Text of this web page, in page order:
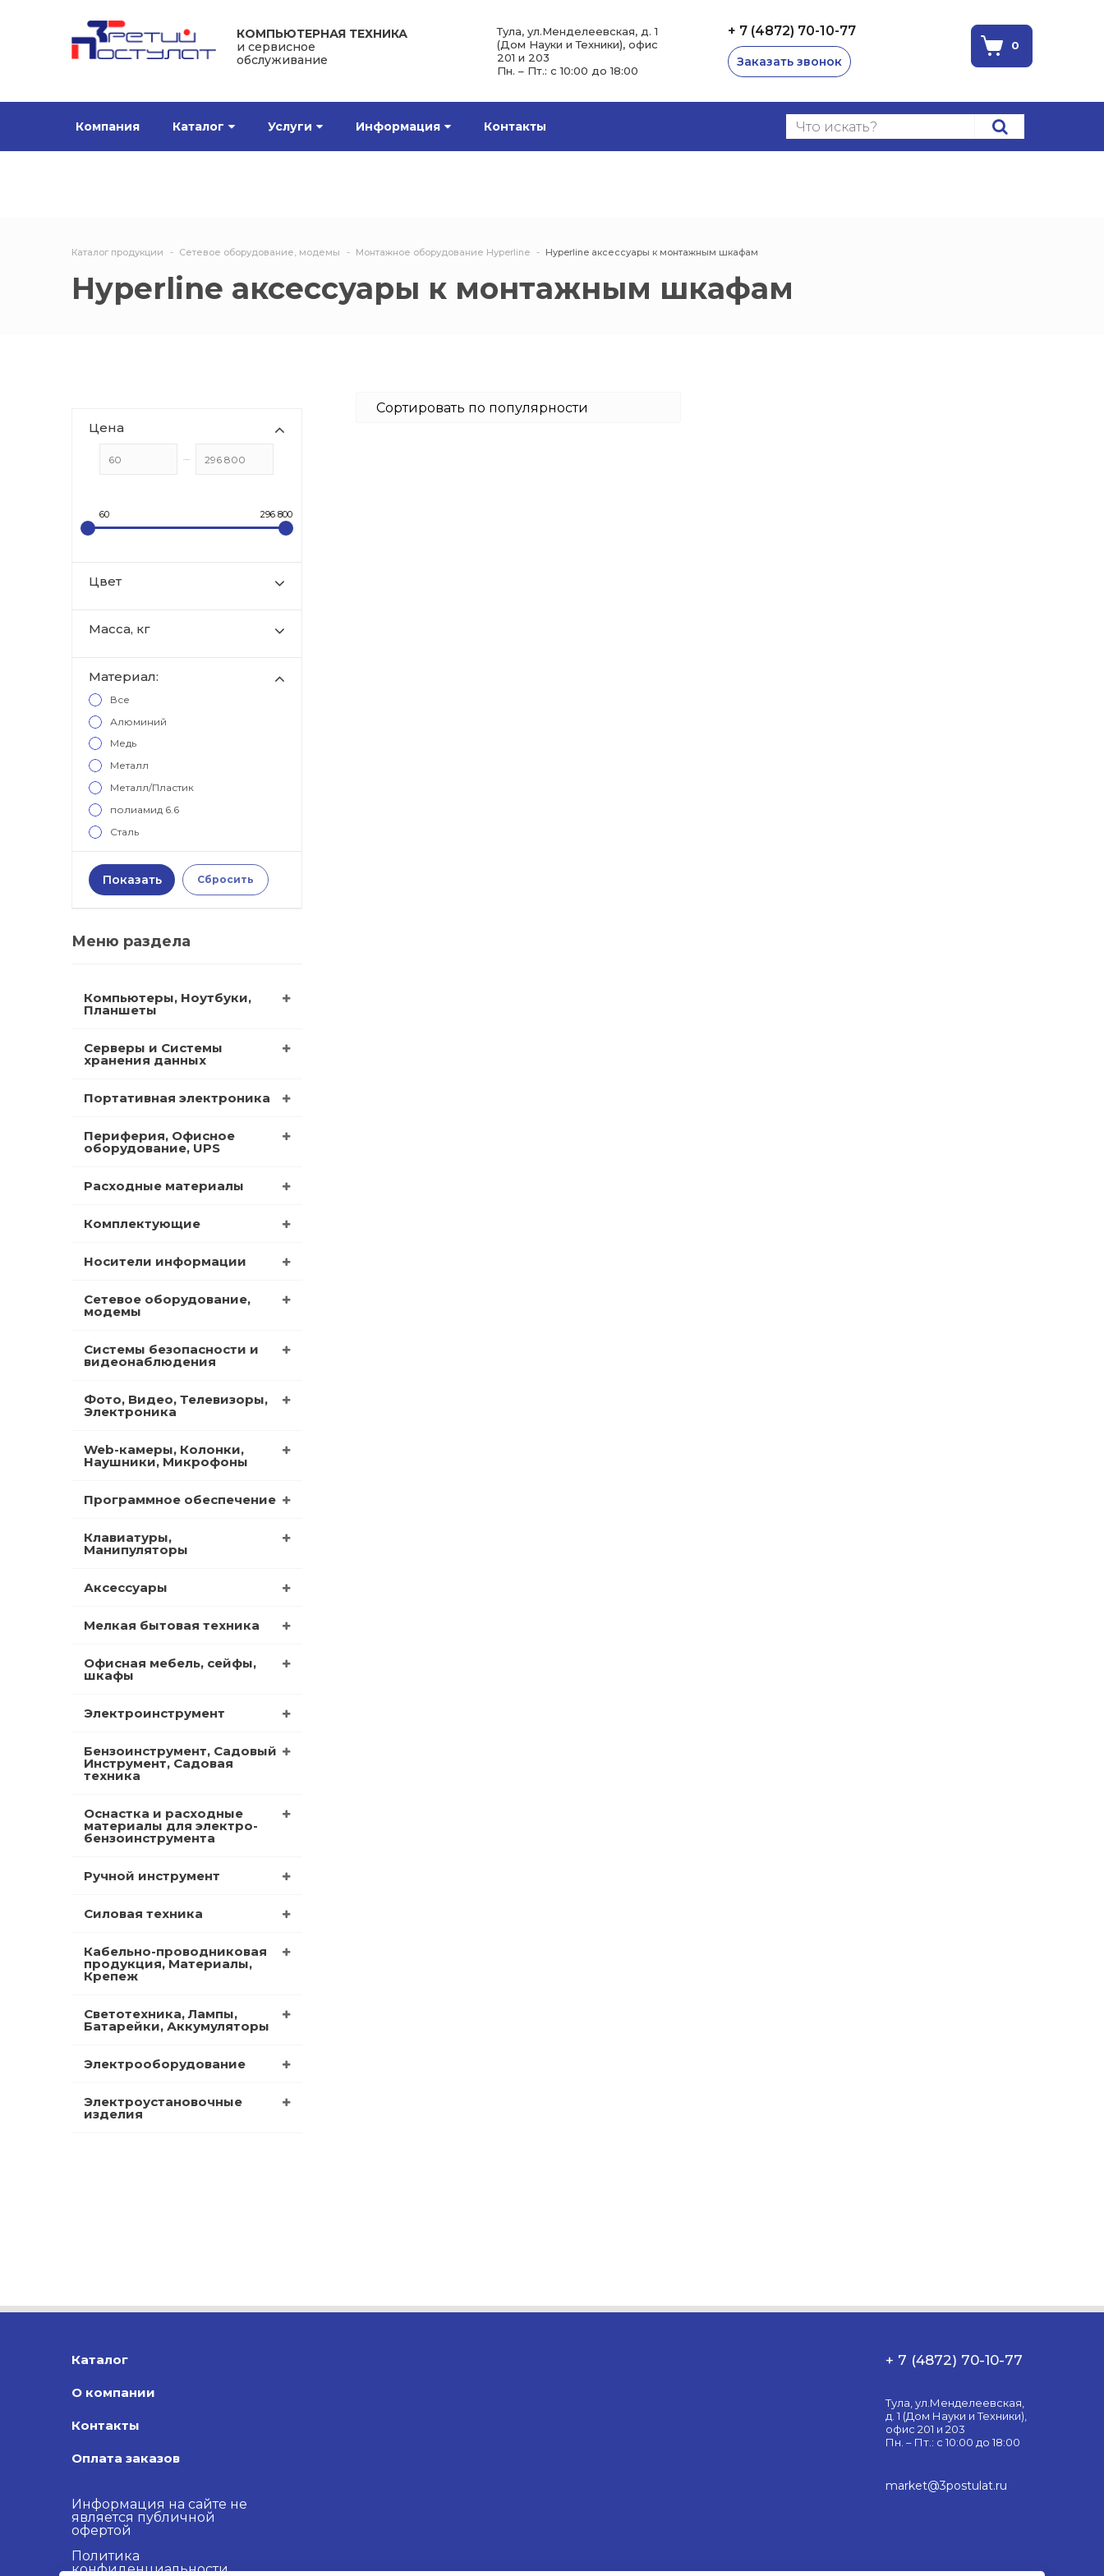
КОМПЬЮТЕРНАЯ ТЕХНИКА
и сервисное
обслуживание
Тула, ул.Менделеевская, д. 1
(Дом Науки и Техники), офис
201 и 203
Пн. – Пт.: с 10:00 до 18:00
+ 7 (4872) 70-10-77
Заказать звонок
0
Компания Каталог Услуги Информация Контакты
Каталог продукции Сетевое оборудование, модемы Монтажное оборудование Hyperline Hyperline аксессуары к монтажным шкафам
Hyperline аксессуары к монтажным шкафам
Цена
60 296 800
Цвет
Масса, кг
Материал:
Все
Алюминий
Медь
Металл
Металл/Пластик
полиамид 6.6
Сталь
Меню раздела
Компьютеры, Ноутбуки,
Планшеты
Серверы и Системы
хранения данных
Портативная электроника
Периферия, Офисное
оборудование, UPS
Расходные материалы
Комплектующие
Носители информации
Сетевое оборудование,
модемы
Системы безопасности и
видеонаблюдения
Фото, Видео, Телевизоры,
Электроника
Web-камеры, Колонки,
Наушники, Микрофоны
Программное обеспечение
Клавиатуры,
Манипуляторы
Аксессуары
Мелкая бытовая техника
Офисная мебель, сейфы,
шкафы
Электроинструмент
Бензоинструмент, Садовый
Инструмент, Садовая
техника
Оснастка и расходные
материалы для электро-
бензоинструмента
Ручной инструмент
Силовая техника
Кабельно-проводниковая
продукция, Материалы,
Крепеж
Светотехника, Лампы,
Батарейки, Аккумуляторы
Электрооборудование
Электроустановочные
изделия
Каталог
О компании
Контакты
Оплата заказов
Информация на сайте не
является публичной
офертой
Политика
конфиденциальности
+ 7 (4872) 70-10-77
Тула, ул.Менделеевская,
д. 1 (Дом Науки и Техники),
офис 201 и 203
Пн. – Пт.: с 10:00 до 18:00
market@3postulat.ru